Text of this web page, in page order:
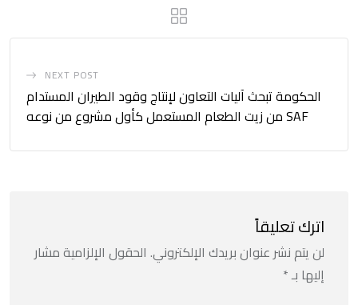
NEXT POST
الحكومة تبحث آليات التعاون لإنتاج وقود الطيران المستدام
SAF من زيت الطعام المستعمل كأول مشروع من نوعه
اترك تعليقاً
لن يتم نشر عنوان بريدك الإلكتروني. الحقول الإلزامية مشار
إليها بـ*